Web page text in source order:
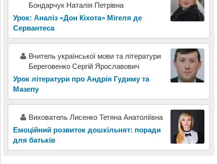
Бондарчук Наталія Петрівна
Урок: Аналіз «Дон Кіхота» Мігеля де
Сервантеса
Вчитель української мови та літератури
Береговенко Сергій Ярославович
Урок літератури про Андрія Гудиму та
Мазепу
Вихователь Лисенко Тетяна Анатоліївна
Емоційний розвиток дошкільнят: поради
для батьків